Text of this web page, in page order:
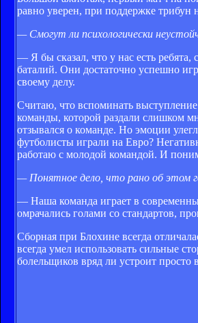
равно уверен, при поддержке трибун
— Смогут ли психологически
— Я бы сказал, что у нас есть
баталий. Они достаточно успешно
своему делу.
Считаю, что вспоминать
команды, которой раздали слишком
отзывался о команде. Но эмоции
футболисты играли на Евро?
работаю с молодой командой. И
— Понятное дело, что рано об этом
— Наша команда играет в
омрачались голами со стандартов,
Сборная при Блохине всегда
всегда умел использовать сильные
болельщиков вряд ли устроит